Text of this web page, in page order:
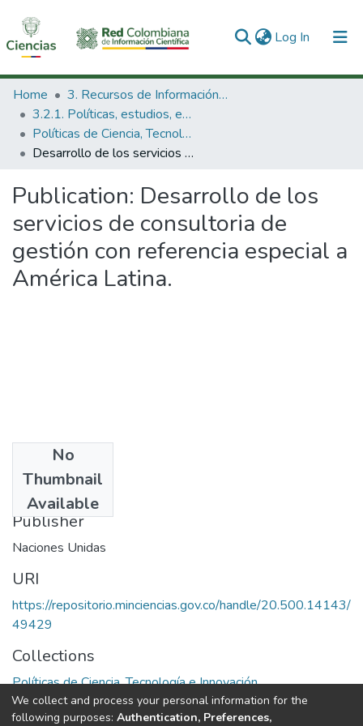
Log In (current)
Communities & Collections
All of DSpace
Statistics
Home
3. Recursos de Información Científica y Tecnológica
3.2.1. Políticas, estudios, evaluaciones e indicadores de CTeI
Políticas de Ciencia, Tecnología e Innovación
Desarrollo de los servicios de consultoria de gestión con referencia especial a América Latina.
Publication: Desarrollo de los
servicios de consultoria de
gestión con referencia especial a
América Latina.
No
Thumbnail
Available
1973
Publisher
Naciones Unidas
URI
https://repositorio.minciencias.gov.co/handle/20.500.14143/
49429
Collections
Políticas de Ciencia, Tecnología e Innovación
Full item page
We collect and process your personal information for the
following purposes: Authentication, Preferences,